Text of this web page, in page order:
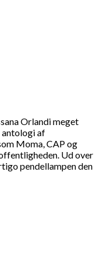
Orlandi meget
af
Moma, CAP og
Ud over
pendellampen den